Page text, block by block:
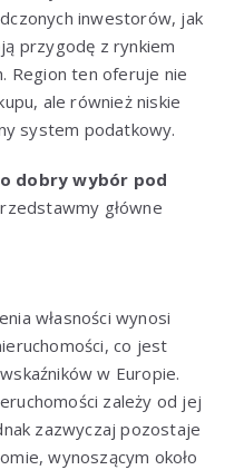
inwestorów, jak
przygodę z rynkiem
Region ten oferuje nie
ale również niskie
system podatkowy.
dobry wybór pod
główne
własności wynosi
co jest
w Europie.
zależy od jej
zazwyczaj pozostaje
wynoszącym około